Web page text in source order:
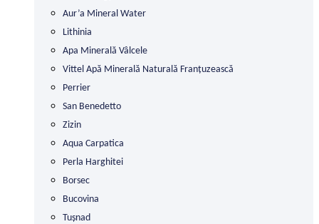
Aur’a Mineral Water
Lithinia
Apa Minerală Vâlcele
Vittel Apă Minerală Naturală Franțuzească
Perrier
San Benedetto
Zizin
Aqua Carpatica
Perla Harghitei
Borsec
Bucovina
Tușnad